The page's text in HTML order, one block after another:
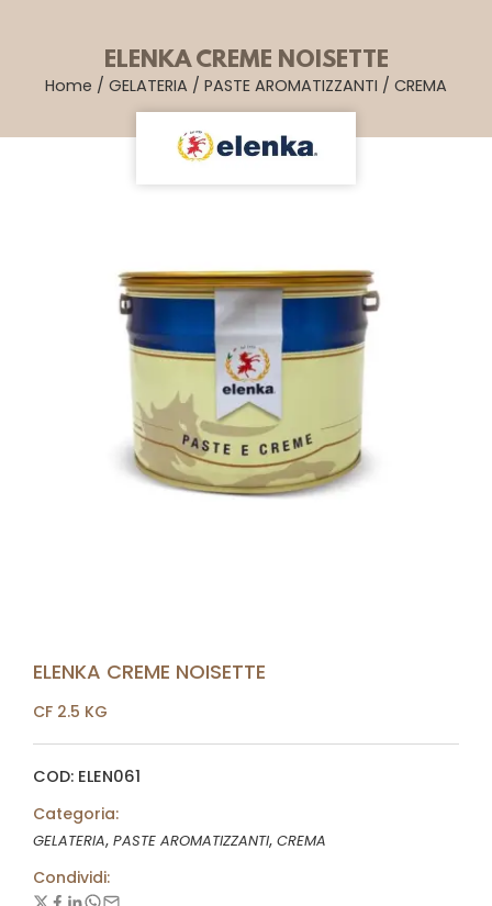
ELENKA CREME NOISETTE
Home / GELATERIA / PASTE AROMATIZZANTI / CREMA
ELENKA CREME NOISETTE
CF 2.5 KG
COD: ELEN061
Categoria:
GELATERIA, PASTE AROMATIZZANTI, CREMA
Condividi: